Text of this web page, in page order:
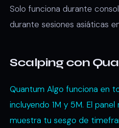
Solo funciona durante
durante sesiones asiáticas
Scalping con
Quantum Algo funciona en
incluyendo 1M y 5M. El
muestra tu sesgo de